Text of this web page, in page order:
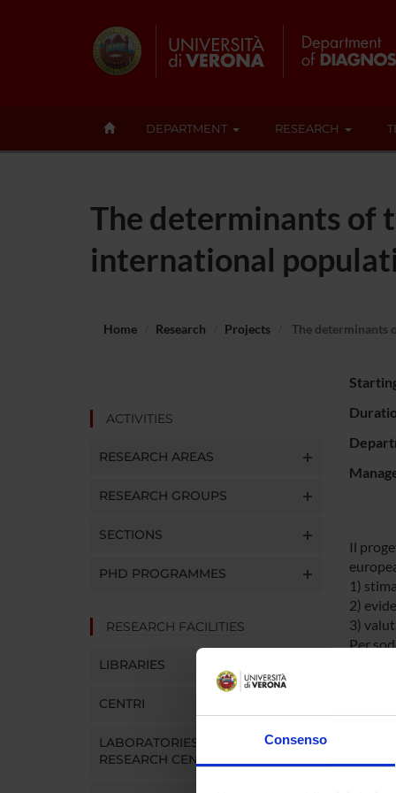
Consenso
DEPARTMENT RESEARCH
The determinants of
international
Home Research Projects The determinants
ACTIVITIES
RESEARCH AREAS
RESEARCH GROUPS
SECTIONS
PHD PROGRAMMES
RESEARCH FACILITIES
LIBRARIES
CENTRI
LABORATORIES AND
RESEARCH CENTRES
Il
1)
2)
3)
Per